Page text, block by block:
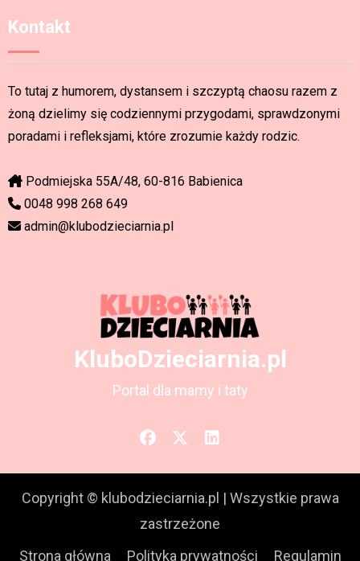
Kontakt
To tutaj z humorem, dystansem i szczyptą chaosu razem z
żoną dzielimy się codziennymi przygodami, sprawdzonymi
poradami i refleksjami, które zrozumie każdy rodzic.
Podmiejska 55A/48, 60-816 Babienica
0048 998 268 649
admin@klubodzieciarnia.pl
KluboDzieciarnia.pl
Portal dla mamy i taty
Copyright © klubodzieciarnia.pl | Wszystkie prawa
zastrzeżone
Strona główna
Polityka prywatności Regulamin